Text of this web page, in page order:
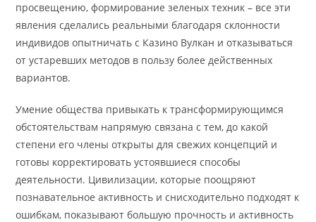
просвещению, формирование зеленых техник – все эти
явления сделались реальными благодаря склонности
индивидов опытничать с Казино Вулкан и отказываться
от устаревших методов в пользу более действенных
вариантов.
Умение общества привыкать к трансформирующимся
обстоятельствам напрямую связана с тем, до какой
степени его члены открыты для свежих концепций и
готовы корректировать устоявшиеся способы
деятельности. Цивилизации, которые поощряют
познавательное активность и снисходительно подходят к
ошибкам, показывают большую прочность и активность